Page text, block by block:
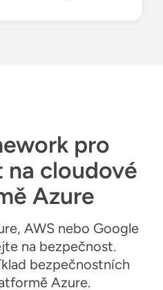
pro
na cloudové
Azure
AWS nebo Google
na bezpečnost.
bezpečnostních
Azure.